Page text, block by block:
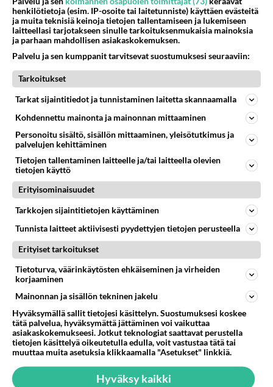
henkilötietoja (esim. IP-osoite tai laitetunniste) käyttäen evästeitä
ja muita teknisiä keinoja tietojen tallentamiseen ja lukemiseen
laitteellasi tarjotakseen sinulle tarkoituksenmukaisia mainoksia
ja parhaan mahdollisen asiakaskokemuksen.
Palvelu ja sen kumppanit tarvitsevat suostumuksesi seuraaviin:
Tarkoitukset
Tarkat sijaintitiedot ja tunnistaminen laitetta skannaamalla
Kohdennettu mainonta ja mainonnan mittaaminen
Personoitu sisältö, sisällön mittaaminen, yleisötutkimus ja
palvelujen kehittäminen
Tietojen tallentaminen laitteelle ja/tai laitteella olevien
tietojen käyttö
Erityisominaisuudet
Tarkkojen sijaintitietojen käyttäminen
Tunnista laitteet aktiivisesti pyydettyjen tietojen perusteella
Erityiset tarkoitukset
Tietoturva, väärinkäytösten ehkäiseminen ja virheiden
korjaaminen
Mainonnan ja sisällön tekninen jakelu
Hyväksymällä sallit tietojesi käsittelyn. Suostumuksesi koskee
tätä palvelua, hyväksymättä jättäminen voi vaikuttaa
asiakaskokemukseesi. Jotkut teknologiat saattavat perustella
tietojen käsittelyä oikeutetulla edulla, voit vastustaa tätä tai
muuttaa muita asetuksia klikkaamalla "Asetukset" linkkiä.
Hyväksy kaikki